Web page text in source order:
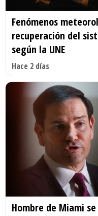
Fenómenos
recuperación del
según la UNE
Hace 2 días
Hombre de Miami